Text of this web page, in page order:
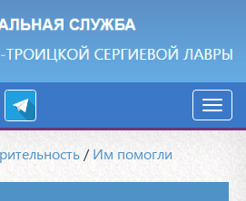
/Им помогли